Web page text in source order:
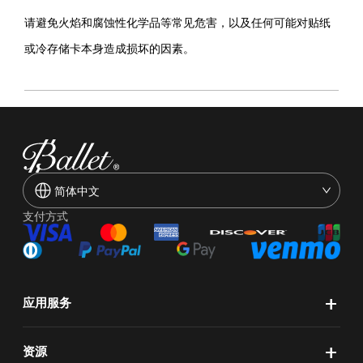
请避免火焰和腐蚀性化学品等常见危害，以及任何可能对贴纸
或冷存储卡本身造成损坏的因素。
简体中文
支付方式
+
应用服务
+
资源